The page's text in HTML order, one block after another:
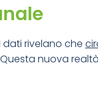
dati rivelano che
nuova